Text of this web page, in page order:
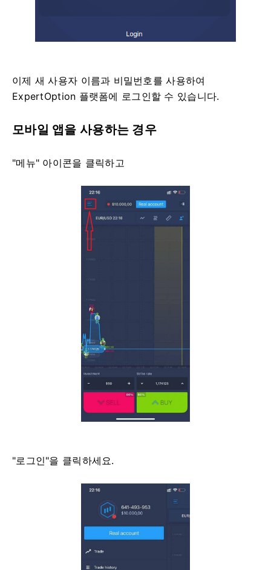
이제 새 사용자 이름과 비밀번호를 사용하여
ExpertOption 플랫폼에 로그인할 수 있습니다.
모바일 앱을 사용하는 경우
"메뉴" 아이콘을 클릭하고
"로그인"을 클릭하세요.